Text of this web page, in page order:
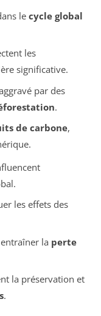
le cycle global
les
significative.
par des
.
de carbone,
les effets des
la perte
la préservation et
.